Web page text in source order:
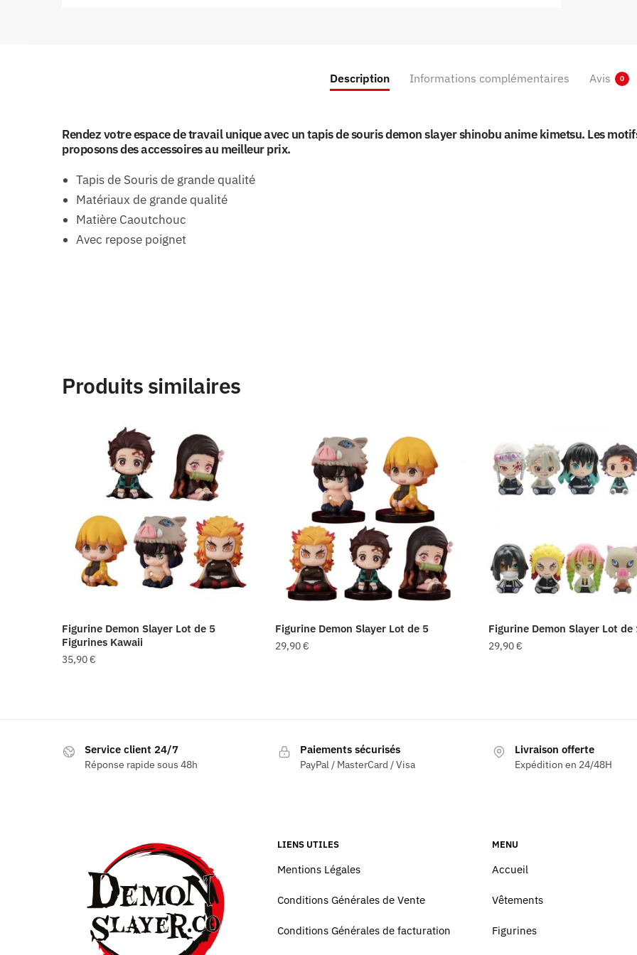
Description Informations complémentaires Avis 0
Rendez votre espace de travail unique avec un tapis de souris demon slayer shinobu anime kimetsu. Les
proposons des accessoires au meilleur prix.
Tapis de Souris de grande qualité
Matériaux de grande qualité
Matière Caoutchouc
Avec repose poignet
Produits similaires
Figurine Demon Slayer Lot de 5
Figurines Kawaii
35,90€
Figurine Demon Slayer Lot de 5
29,90€
Figurine Demon Slayer Lot de
29,90€
Service client 24/7
Réponse rapide sous 48h
Paiements sécurisés
PayPal / MasterCard / Visa
Livraison offerte
Expédition en 24/48H
LIENS UTILES
Mentions Légales
Conditions Générales de Vente
Conditions Générales de facturation
MENU
Accueil
Vêtements
Figurines